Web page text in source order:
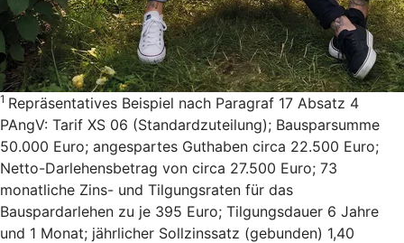
1 Repräsentatives Beispiel nach Paragraf 17 Absatz 4
PAngV: Tarif XS 06 (Standardzuteilung); Bausparsumme
50.000 Euro; angespartes Guthaben circa 22.500 Euro;
Netto-Darlehensbetrag von circa 27.500 Euro; 73
monatliche Zins- und Tilgungsraten für das
Bauspardarlehen zu je 395 Euro; Tilgungsdauer 6 Jahre
und 1 Monat; jährlicher Sollzinssatz (gebunden) 1,40